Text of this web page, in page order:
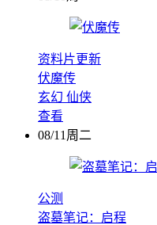
资料片更新
伏魔传
玄幻 仙侠
查看
08/11周二
公测
盗墓笔记：启程